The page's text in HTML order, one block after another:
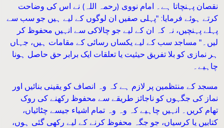
نقصان پہنچاتا ہے۔ امام نووی (رحمہ اللہ) نے اس کی وضاحت
کرتے ہوئے فرمایا: "پہلی صفیں ان لوگوں کے لیے ہیں جو سب سے
پہلے پہنچیں، نہ کہ ان کے لیے جو چالاکی سے انہیں محفوظ کر
لیں۔" مساجد سب کے لیے یکساں رسائی کے مقامات ہیں، جہاں
ہر نمازی کو بلا تفریق حیثیت یا تعلقات ایک برابر حق حاصل ہونا
چاہیے۔
مسجد کے منتظمین پر لازم ہے کہ وہ انصاف کو یقینی بنائیں اور
نماز کی جگہوں کو ناجائز طریقے سے محفوظ رکھنے کی روک
تھام کریں۔ انہیں چاہیے کہ وہ وہ تمام اشیاء جیسے چٹائیاں،
کتابیں یا کرسیاں، جو جگہ محفوظ کرنے کے لیے رکھی گئی ہوں،